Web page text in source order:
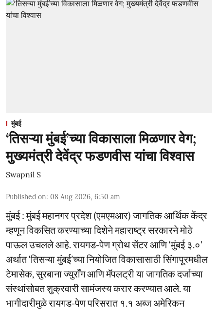
मुंबई
‘तिसऱ्या मुंबई’च्या विकासाला मिळणार वेग;
मुख्यमंत्री देवेंद्र फडणवीस यांचा विश्वास
Swapnil S
Published on: 08 Aug 2026, 6:50 am
मुंबई : मुंबई महानगर प्रदेश (एमएमआर) जागतिक आर्थिक केंद्र
म्हणून विकसित करण्याच्या दिशेने महाराष्ट्र सरकारने मोठे
पाऊल उचलले आहे. रायगड-पेण ग्रोथ सेंटर आणि ‘मुंबई ३.०’
अर्थात ‘तिसऱ्या मुंबई’च्या नियोजित विकासासाठी सिंगापूरमधील
टेमासेक, सुरबाना ज्युराँग आणि मॅपलट्री या जागतिक दर्जाच्या
संस्थांसोबत शुक्रवारी सामंजस्य करार करण्यात आले. या
भागीदारीमुळे रायगड-पेण परिसरात १.१ अब्ज अमेरिकन